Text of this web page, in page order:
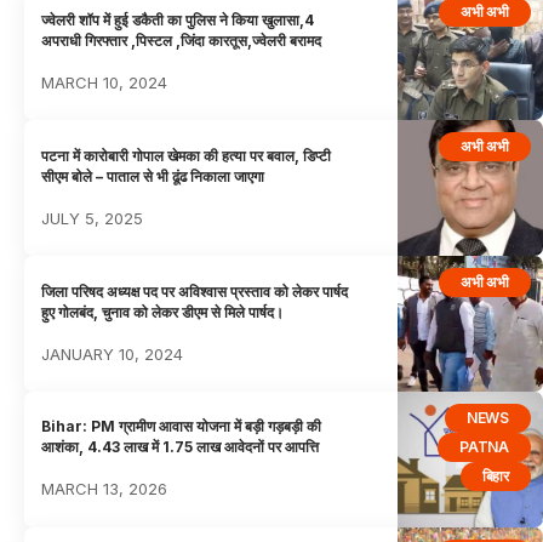
अभी अभी
ज्वेलरी शॉप में हुई डकैती का पुलिस ने किया खुलासा,4
अपराधी गिरफ्तार ,पिस्टल ,जिंदा कारतूस,ज्वेलरी बरामद
MARCH 10, 2024
अभी अभी
पटना में कारोबारी गोपाल खेमका की हत्या पर बवाल, डिप्टी
सीएम बोले – पाताल से भी ढूंढ निकाला जाएगा
JULY 5, 2025
अभी अभी
जिला परिषद अध्यक्ष पद पर अविश्वास प्रस्ताव को लेकर पार्षद
हुए गोलबंद, चुनाव को लेकर डीएम से मिले पार्षद।
JANUARY 10, 2024
NEWS
PATNA
बिहार
Bihar: PM ग्रामीण आवास योजना में बड़ी गड़बड़ी की
आशंका, 4.43 लाख में 1.75 लाख आवेदनों पर आपत्ति
MARCH 13, 2026